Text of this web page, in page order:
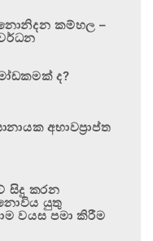
කම්හල –
ද?
අභාවප්‍රාප්ත
සිදු කරන
යුතු
වයස පමා කිරීම